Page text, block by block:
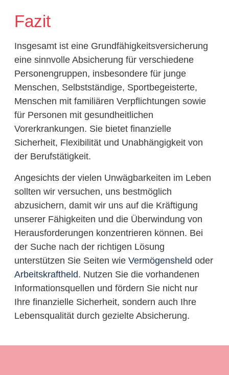
Fazit
Insgesamt ist eine Grundfähigkeitsversicherung
eine sinnvolle Absicherung für verschiedene
Personengruppen, insbesondere für junge
Menschen, Selbstständige, Sportbegeisterte,
Menschen mit familiären Verpflichtungen sowie
für Personen mit gesundheitlichen
Vorerkrankungen. Sie bietet finanzielle
Sicherheit, Flexibilität und Unabhängigkeit von
der Berufstätigkeit.
Angesichts der vielen Unwägbarkeiten im Leben
sollten wir versuchen, uns bestmöglich
abzusichern, damit wir uns auf die Kräftigung
unserer Fähigkeiten und die Überwindung von
Herausforderungen konzentrieren können. Bei
der Suche nach der richtigen Lösung
unterstützen Sie Seiten wie Vermögensheld oder
Arbeitskraftheld. Nutzen Sie die vorhandenen
Informationsquellen und fördern Sie nicht nur
Ihre finanzielle Sicherheit, sondern auch Ihre
Lebensqualität durch gezielte Absicherung.